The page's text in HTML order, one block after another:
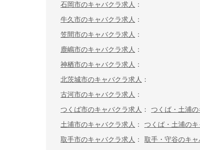
石岡市のキャバクラ求人
牛久市のキャバクラ求人
笠間市のキャバクラ求人
鹿嶋市のキャバクラ求人
神栖市のキャバクラ求人
北茨城市のキャバクラ求人
古河市のキャバクラ求人
つくば市のキャバクラ求人
つくば・土浦
土浦市のキャバクラ求人
つくば・土浦のキ
取手市のキャバクラ求人
取手・守谷のキャ